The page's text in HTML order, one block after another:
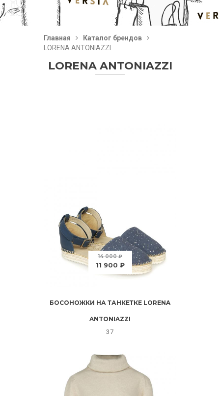
Главная
Каталог брендов
LORENA ANTONIAZZI
LORENA ANTONIAZZI
14 000 ₽
11 900 ₽
БОСОНОЖКИ НА ТАНКЕТКЕ LORENA
ANTONIAZZI
37